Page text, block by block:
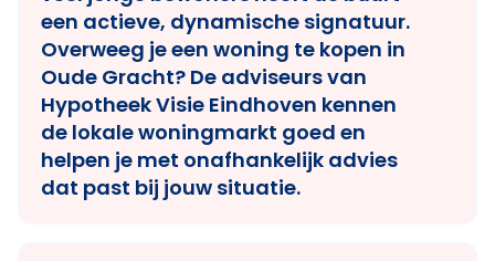
een actieve, dynamische signatuur.
Overweeg je een woning te kopen in
Oude Gracht? De adviseurs van
Hypotheek Visie Eindhoven kennen
de lokale woningmarkt goed en
helpen je met onafhankelijk advies
dat past bij jouw situatie.